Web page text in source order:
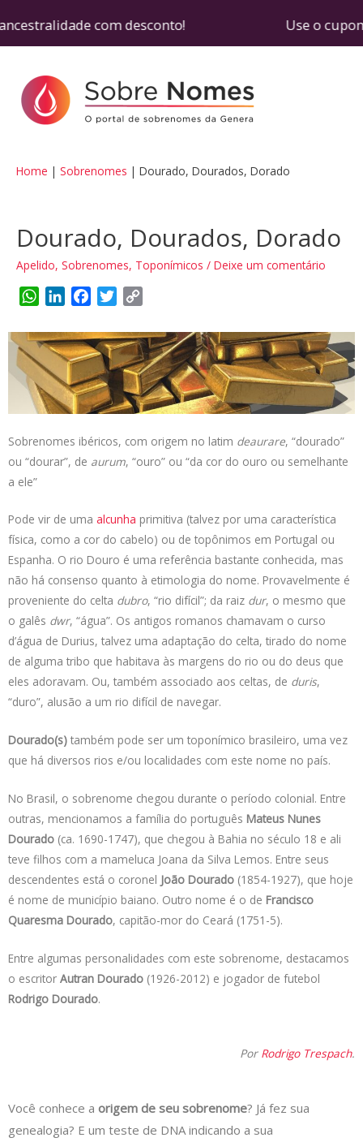
com desconto! Use o cupom
Home Sobrenomes Dourado, Dourados, Dorado
Dourado, Dourados, Dorado
Apelido, Sobrenomes, Toponímicos / Deixe um comentário
W
a
s
A
p
n
k
e
d
I
c
e
b
o
o
k
i
t
t
e
r
p
y
L
i
n
Sobrenomes ibéricos, com origem no latim deaurare, “dourado”
ou “dourar”, de aurum, “ouro” ou “da cor do ouro ou semelhante
a ele”
Pode vir de uma alcunha primitiva (talvez por uma característica
física, como a cor do cabelo) ou de topônimos em Portugal ou
Espanha. O rio Douro é uma referência bastante conhecida, mas
não há consenso quanto à etimologia do nome. Provavelmente é
proveniente do celta dubro, “rio difícil”; da raiz dur, o mesmo que
o galês dwr, “água”. Os antigos romanos chamavam o curso
d’água de Durius, talvez uma adaptação do celta, tirado do nome
de alguma tribo que habitava às margens do rio ou do deus que
eles adoravam. Ou, também associado aos celtas, de duris,
“duro”, alusão a um rio difícil de navegar.
Dourado(s) também pode ser um toponímico brasileiro, uma vez
que há diversos rios e/ou localidades com este nome no país.
No Brasil, o sobrenome chegou durante o período colonial. Entre
outras, mencionamos a família do português Mateus Nunes
Dourado (ca. 1690-1747), que chegou à Bahia no século 18 e ali
teve filhos com a mameluca Joana da Silva Lemos. Entre seus
descendentes está o coronel João Dourado (1854-1927), que hoje
é nome de município baiano. Outro nome é o de Francisco
Quaresma Dourado, capitão-mor do Ceará (1751-5).
Entre algumas personalidades com este sobrenome, destacamos
o escritor Autran Dourado (1926-2012) e jogador de futebol
Rodrigo Dourado.
Por Rodrigo Trespach.
Você conhece a origem de seu sobrenome? Já fez sua
genealogia? E um teste de DNA indicando a sua